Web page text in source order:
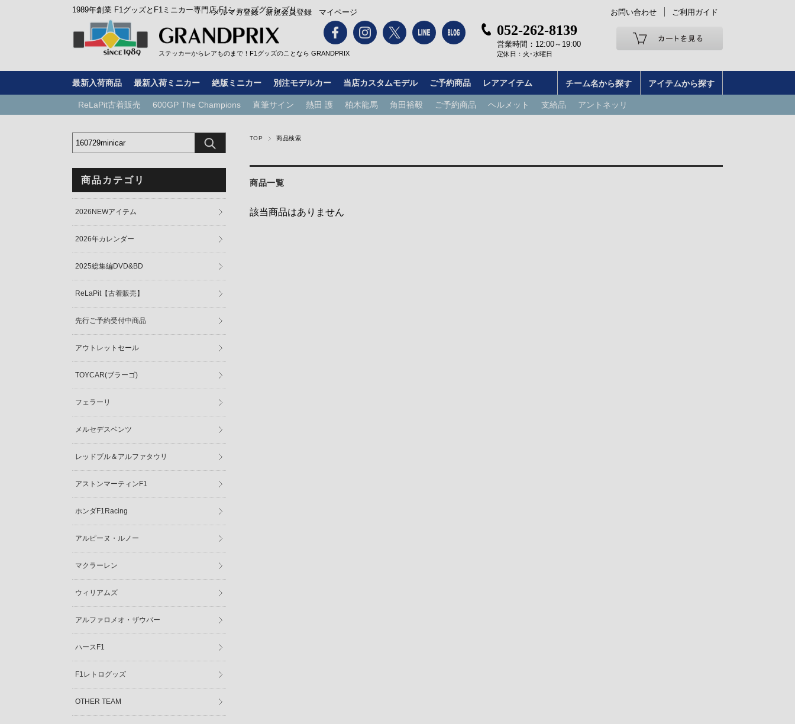
1989年創業 F1グッズとF1ミニカー専門店 F1ショップグランプリ
ステッカーからレアものまで！F1グッズのことなら GRANDPRIX
メルマガ登録 新規会員登録 マイページ お問い合わせ ご利用ガイド
052-262-8139
営業時間：12:00～19:00
定休日：火･水曜日
最新入荷商品 最新入荷ミニカー 絶版ミニカー 別注モデルカー 当店カスタムモデル ご予約商品 レアアイテム チーム名から探す アイテムから探す
ReLaPit古着販売 600GP The Champions 直筆サイン 熱田 護 柏木龍馬 角田裕毅 ご予約商品 ヘルメット 支給品 アントネッリ
TOP 商品検索
商品一覧
該当商品はありません
商品カテゴリ
2026NEWアイテム
2026年カレンダー
2025総集編DVD&BD
ReLaPit【古着販売】
先行ご予約受付中商品
アウトレットセール
TOYCAR(ブラーゴ)
フェラーリ
メルセデスベンツ
レッドブル＆アルファタウリ
アストンマーティンF1
ホンダF1Racing
アルピーヌ・ルノー
マクラーレン
ウィリアムズ
アルファロメオ・ザウバー
ハースF1
F1レトログッズ
OTHER TEAM